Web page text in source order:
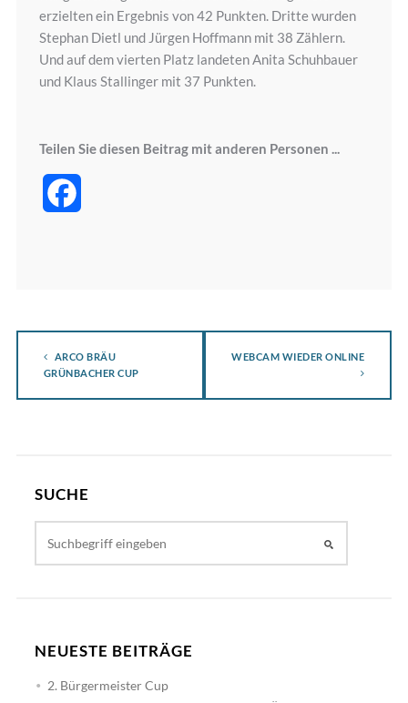
erzielten ein Ergebnis von 42 Punkten. Dritte wurden
Stephan Dietl und Jürgen Hoffmann mit 38 Zählern.
Und auf dem vierten Platz landeten Anita Schuhbauer
und Klaus Stallinger mit 37 Punkten.
Teilen Sie diesen Beitrag mit anderen Personen ...
ARCO BRÄU
GRÜNBACHER CUP
WEBCAM WIEDER ONLINE
SUCHE
NEUESTE BEITRÄGE
2. Bürgermeister Cup